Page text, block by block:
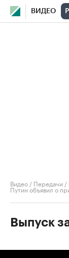
ВИДЕО
Видео / Передачи /
Путин объявил о
Выпуск